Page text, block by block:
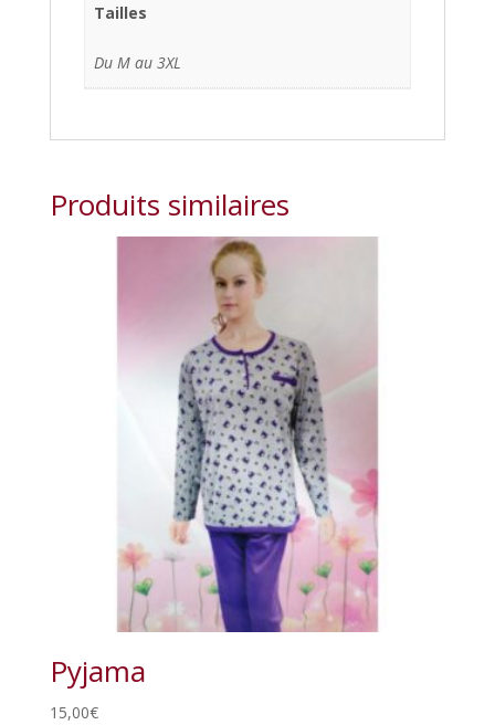
Tailles
Du M au 3XL
Produits similaires
Pyjama
15,00€